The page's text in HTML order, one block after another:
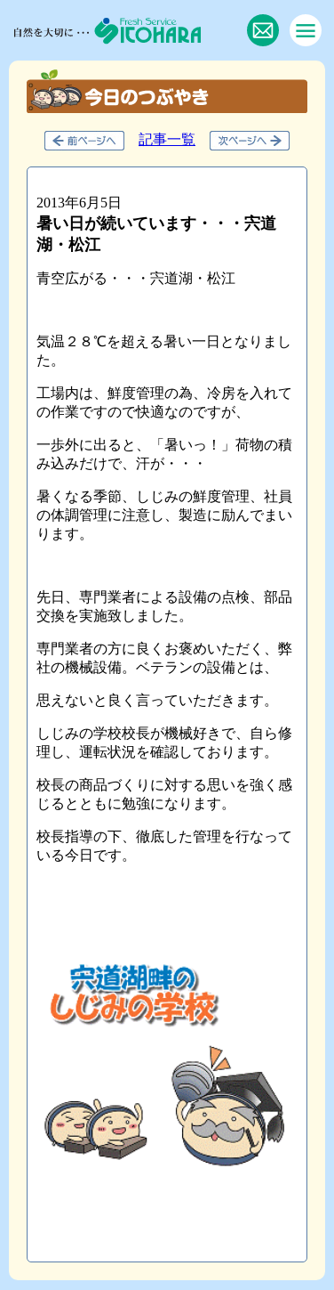
記事一覧
2013年6月5日
暑い日が続いています・・・宍道
湖・松江
青空広がる・・・宍道湖・松江
気温２８℃を超える暑い一日となりまし
た。
工場内は、鮮度管理の為、冷房を入れて
の作業ですので快適なのですが、
一歩外に出ると、「暑いっ！」荷物の積
み込みだけで、汗が・・・
暑くなる季節、しじみの鮮度管理、社員
の体調管理に注意し、製造に励んでまい
ります。
先日、専門業者による設備の点検、部品
交換を実施致しました。
専門業者の方に良くお褒めいただく、弊
社の機械設備。ベテランの設備とは、
思えないと良く言っていただきます。
しじみの学校校長が機械好きで、自ら修
理し、運転状況を確認しております。
校長の商品づくりに対する思いを強く感
じるとともに勉強になります。
校長指導の下、徹底した管理を行なって
いる今日です。